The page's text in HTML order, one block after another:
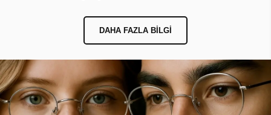
DAHA FAZLA BILGI